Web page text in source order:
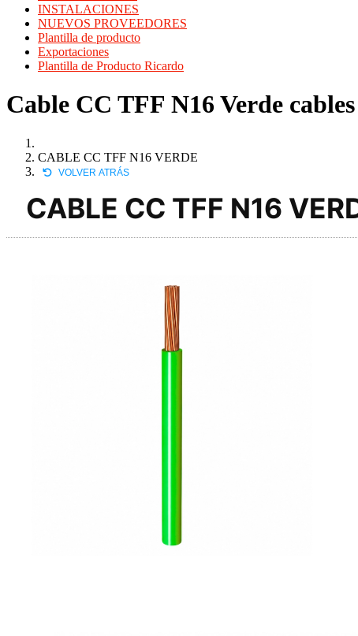
INSTALACIONES
NUEVOS PROVEEDORES
Plantilla de producto
Exportaciones
Plantilla de Producto Ricardo
Cable CC TFF N16 Verde
CABLE CC TFF N16 VERDE
VOLVER ATRÁS
CABLE CC TFF N16